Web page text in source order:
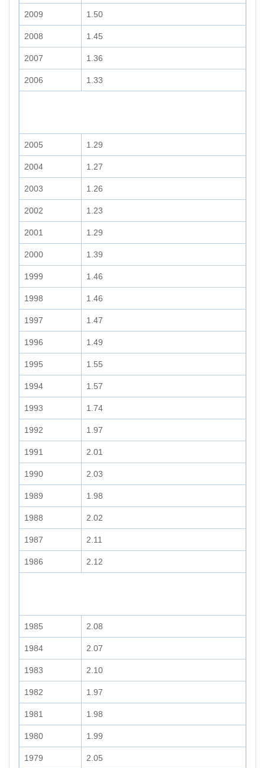
2009 1.50
2008 1.45
2007 1.36
2006 1.33
2005 1.29
2004 1.27
2003 1.26
2002 1.23
2001 1.29
2000 1.39
1999 1.46
1998 1.46
1997 1.47
1996 1.49
1995 1.55
1994 1.57
1993 1.74
1992 1.97
1991 2.01
1990 2.03
1989 1.98
1988 2.02
1987 2.11
1986 2.12
1985 2.08
1984 2.07
1983 2.10
1982 1.97
1981 1.98
1980 1.99
1979 2.05